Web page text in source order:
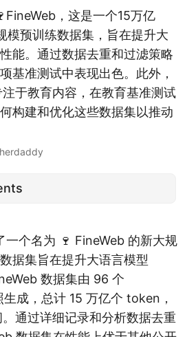
，这是一个15万亿
预训练数据集，旨在提升大
能。通过数据去重和过滤策略
基准测试中表现出色。此外，
于教育内容，在教育基准测试
构建和优化这些数据集以推动
个名为 🍷 FineWeb 的新大规
据集旨在提升大语言模型
数据集由 96 个
成，总计 15 万亿个 token，
通过详细记录和分析数据去重